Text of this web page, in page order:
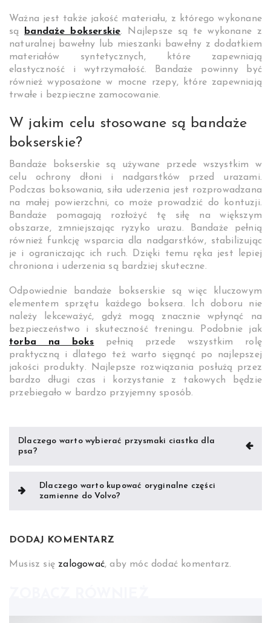
Ważna jest także jakość materiału, z którego wykonane
są
bandaże bokserskie. Najlepsze są te wykonane z
naturalnej bawełny lub mieszanki bawełny z dodatkiem
materiałów syntetycznych, które zapewniają
elastyczność i wytrzymałość. Bandaże powinny być
również wyposażone w mocne rzepy, które zapewniają
trwałe i bezpieczne zamocowanie.
W jakim celu stosowane są bandaże
bokserskie?
Bandaże bokserskie są używane przede wszystkim w
celu ochrony dłoni i nadgarstków przed urazami.
Podczas boksowania, siła uderzenia jest rozprowadzana
na małej powierzchni, co może prowadzić do kontuzji.
Bandaże pomagają rozłożyć tę siłę na większym
obszarze, zmniejszając ryzyko urazu. Bandaże pełnią
również funkcję wsparcia dla nadgarstków, stabilizując
je i ograniczając ich ruch. Dzięki temu ręka jest lepiej
chroniona i uderzenia są bardziej skuteczne.
Odpowiednie bandaże bokserskie są więc kluczowym
elementem sprzętu każdego boksera. Ich doboru nie
należy lekceważyć, gdyż mogą znacznie wpłynąć na
bezpieczeństwo i skuteczność treningu. Podobnie jak
torba na boks
pełnią przede wszystkim rolę
praktyczną i dlatego też warto sięgnąć po najlepszej
jakości produkty. Najlepsze rozwiązania posłużą przez
bardzo długi czas i korzystanie z takowych będzie
przebiegało w bardzo przyjemny sposób.
Nawigacja
wpisu
Dlaczego warto wybierać przysmaki ciastka dla
psa?
Dlaczego warto kupować oryginalne części
zamienne do Volvo?
DODAJ KOMENTARZ
Musisz się zalogować, aby móc dodać komentarz.